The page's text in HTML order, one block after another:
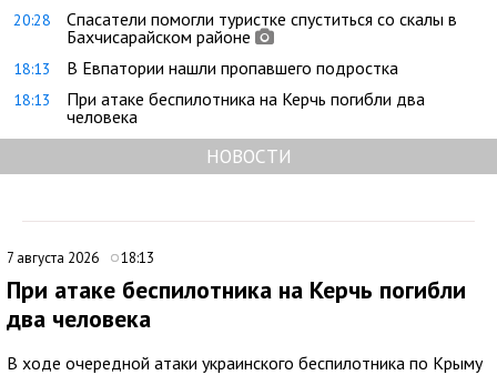
20:28
Спасатели помогли туристке спуститься со скалы в
Бахчисарайском районе
18:13 В Евпатории нашли пропавшего подростка
18:13
При атаке беспилотника на Керчь погибли два
человека
НОВОСТИ
7 августа 2026 18:13
При атаке беспилотника на Керчь погибли
два человека
В ходе очередной атаки украинского беспилотника по Крыму